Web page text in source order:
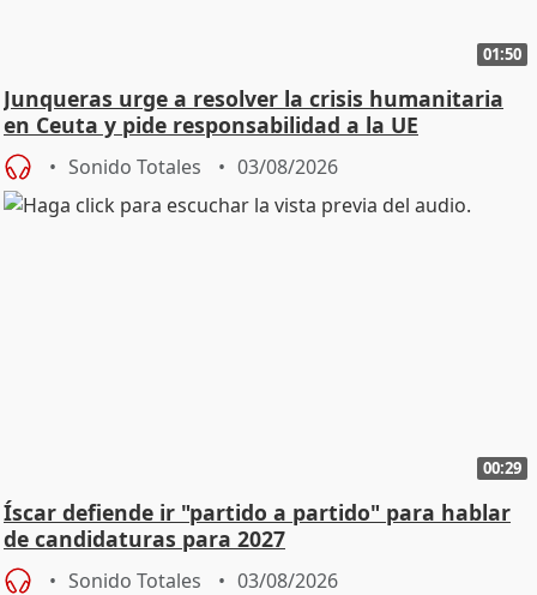
01:50
Junqueras urge a resolver la crisis humanitaria
en Ceuta y pide responsabilidad a la UE
Sonido Totales 03/08/2026
00:29
Íscar defiende ir "partido a partido" para hablar
de candidaturas para 2027
Sonido Totales 03/08/2026